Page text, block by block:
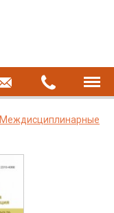
Междисциплинарные